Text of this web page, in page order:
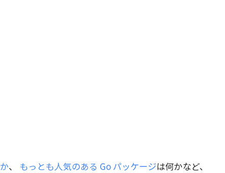
、 もっとも人気のある Go パッケージは何かなど、